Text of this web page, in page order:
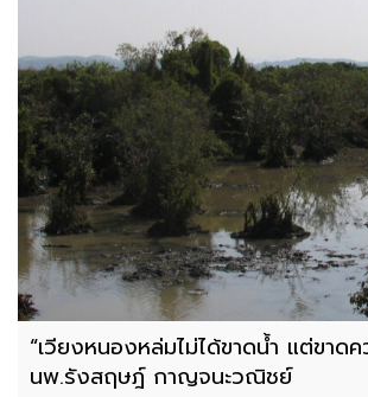
“เวียงหนองหล่มไม่ได้ขาดน้ำ แต่ขาดค
นพ.รังสฤษฎ์ กาญจนะวณิชย์